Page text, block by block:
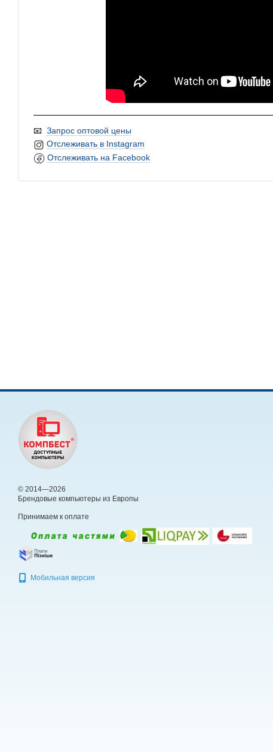
📧 Запрос оптовой цены
Отслеживать в Instagram
Отслеживать на Facebook
© 2014—2026
Брендовые компьютеры из Европы
Принимаем к оплате
Мобильная версия